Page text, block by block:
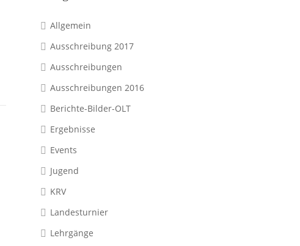
Allgemein
Ausschreibung 2017
Ausschreibungen
Ausschreibungen 2016
Berichte-Bilder-OLT
Ergebnisse
Events
Jugend
KRV
Landesturnier
Lehrgänge